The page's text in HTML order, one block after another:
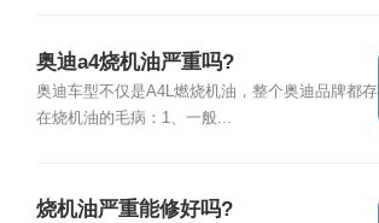
奥迪a4烧机油严重吗?
奥迪车型不仅是A4L燃烧机油，整个奥迪品牌都存
在烧机油的毛病：1、一般...
烧机油严重能修好吗?